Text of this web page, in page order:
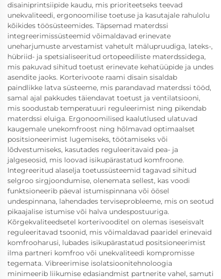
disainiprintsiipide kaudu, mis prioriteetseks teevad
unekvaliteedi, ergonoomilise toetuse ja kasutajale rahulolu
kõikides töösüsteemides. Täpsemad materdssi
integreerimissüsteemid võimaldavad erinevate
uneharjumuste arvestamist vahetult mälupruudiga, lateks-,
hübriid- ja spetsialiseeritud ortopeediliste materdssidega,
mis pakuvad sihitud toetust erinevate kehatüüpide ja undes
asendite jaoks. Korterivoote raami disain sisaldab
paindlikke latva süsteeme, mis parandavad materdssi tööd,
samal ajal pakkudes täiendavat toetust ja ventilatsiooni,
mis soodustab temperatuuri reguleerimist ning pikendab
materdssi eluiga. Ergonoomilised kaalutlused ulatuvad
kaugemale unekomfroost ning hõlmavad optimaalset
positsioneerimist lugemiseks, töötamiseks või
lõdvestumiseks, kasutades reguleeritavaid pea- ja
jalgeseosid, mis loovad isikupärastatud komfroone.
Integreeritud alaselja toetussüsteemid tagavad sihitud
selgroo sirgjoondumise, olenemata sellest, kas voodi
funktsioneerib päeval istumispinnana või öösel
undespinnana, lahendades terviseprobleeme, mis on seotud
pikaajalise istumise või halva undespostuuriga.
Kõrgekvaliteedsetel korterivooditel on olemas iseseisvalt
reguleeritavad tsoonid, mis võimaldavad paaridel erinevaid
komfrooharusi, lubades isikupärastatud positsioneerimist
ilma partneri komfroo või unekvaliteedi kompromisse
tegemata. Vibreerimise isolatsioonitehnoloogia
minimeerib liikumise edasiandmist partnerite vahel, samuti